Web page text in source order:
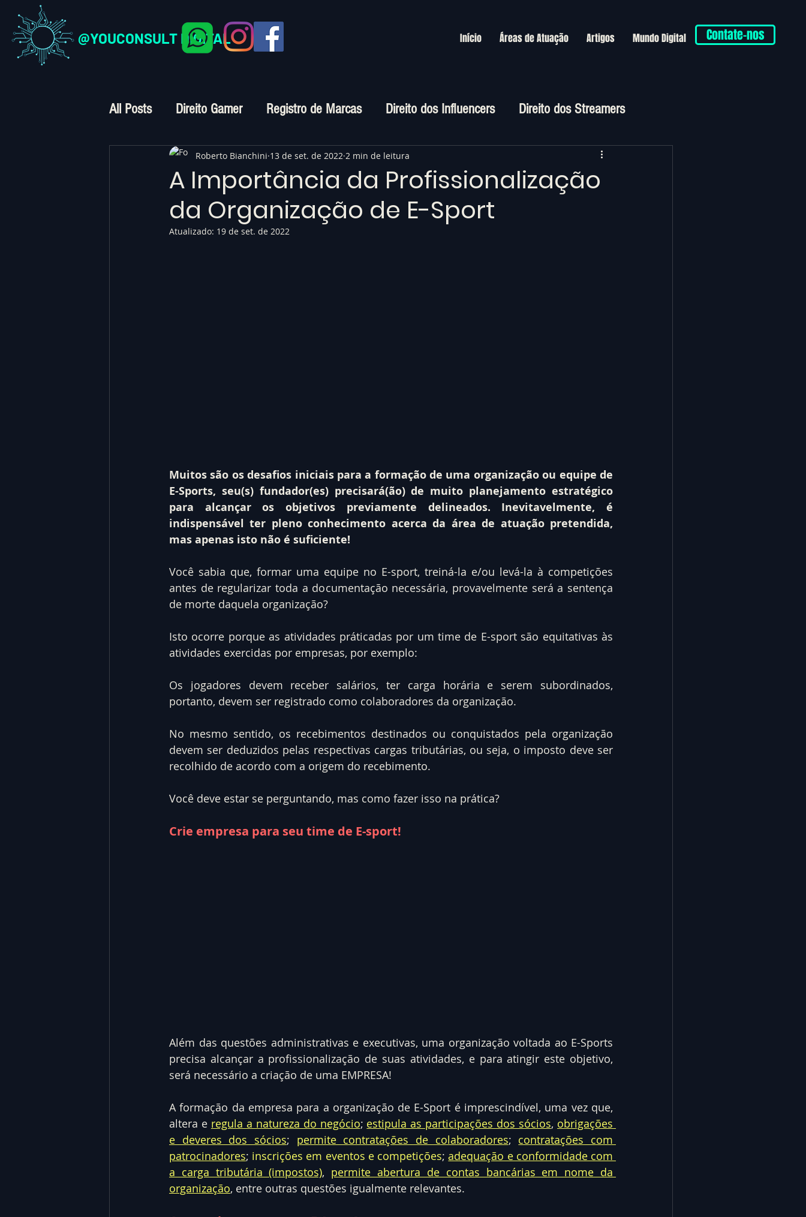
@YOUCONSULT DIGITAL Início Áreas de Atuação Artigos Mundo Digital Contate-nos
All Posts Direito Gamer Registro de Marcas Direito dos Influencers Direito dos Streamers
Direito Digital Crimes Virtuais
A Importância da Profissionalização
da Organização de E-Sport
Roberto Bianchini 13 de set. de 2022 2 min de leitura
Atualizado: 19 de set. de 2022
Muitos são os desafios iniciais para a formação de uma organização ou equipe de
E-Sports, seu(s) fundador(es) precisará(ão) de muito planejamento estratégico
para alcançar os objetivos previamente delineados. Inevitavelmente, é
indispensável ter pleno conhecimento acerca da área de atuação pretendida,
mas apenas isto não é suficiente!
Você sabia que, formar uma equipe no E-sport, treiná-la e/ou levá-la à competições
antes de regularizar toda a documentação necessária, provavelmente será a sentença
de morte daquela organização?
Isto ocorre porque as atividades práticadas por um time de E-sport são equitativas às
atividades exercidas por empresas, por exemplo:
Os jogadores devem receber salários, ter carga horária e serem subordinados,
portanto, devem ser registrado como colaboradores da organização.
No mesmo sentido, os recebimentos destinados ou conquistados pela organização
devem ser deduzidos pelas respectivas cargas tributárias, ou seja, o imposto deve ser
recolhido de acordo com a origem do recebimento.
Você deve estar se perguntando, mas como fazer isso na prática?
Crie empresa para seu time de E-sport!
Além das questões administrativas e executivas, uma organização voltada ao E-Sports
precisa alcançar a profissionalização de suas atividades, e para atingir este objetivo,
será necessário a criação de uma EMPRESA!
A formação da empresa para a organização de E-Sport é imprescindível, uma vez que,
altera e regula a natureza do negócio; estipula as participações dos sócios, obrigações
e deveres dos sócios; permite contratações de colaboradores; contratações com
patrocinadores; inscrições em eventos e competições; adequação e conformidade com
a carga tributária (impostos), permite abertura de contas bancárias em nome da
organização, entre outras questões igualmente relevantes.